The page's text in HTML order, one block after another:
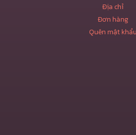
Địa chỉ
Đơn hàng
Quên mật khẩu